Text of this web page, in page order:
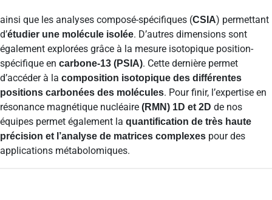
ainsi que les analyses composé-spécifiques (CSIA) permettant
d’étudier une molécule isolée. D’autres dimensions sont
également explorées grâce à la mesure isotopique position-
spécifique en carbone-13 (PSIA). Cette dernière permet
d’accéder à la composition isotopique des différentes
positions carbonées des molécules. Pour finir, l’expertise en
résonance magnétique nucléaire (RMN) 1D et 2D de nos
équipes permet également la quantification de très haute
précision et l’analyse de matrices complexes pour des
applications métabolomiques.